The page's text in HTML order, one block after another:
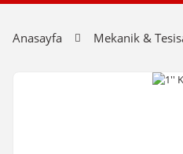
Anasayfa Mekanik &